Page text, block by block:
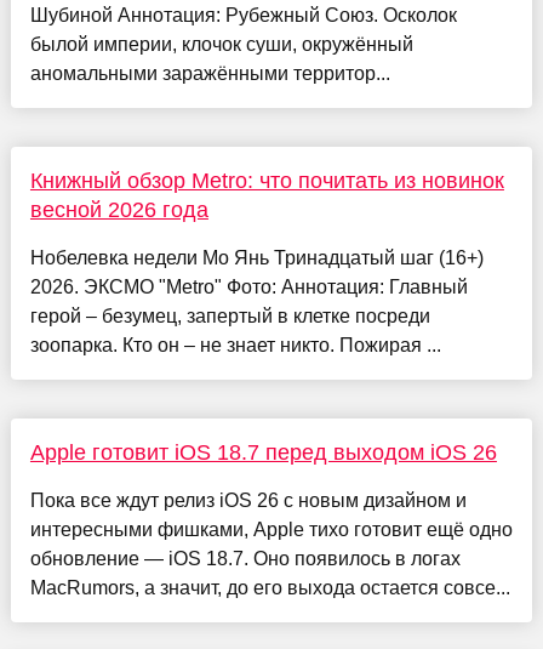
Шубиной Аннотация: Рубежный Союз. Осколок
былой империи, клочок суши, окружённый
аномальными заражёнными территор...
Книжный обзор Metro: что почитать из новинок
весной 2026 года
Нобелевка недели Мо Янь Тринадцатый шаг (16+)
2026. ЭКСМО "Metro" Фото: Аннотация: Главный
герой – безумец, запертый в клетке посреди
зоопарка. Кто он – не знает никто. Пожирая ...
Apple готовит iOS 18.7 перед выходом iOS 26
Пока все ждут релиз iOS 26 с новым дизайном и
интересными фишками, Apple тихо готовит ещё одно
обновление — iOS 18.7. Оно появилось в логах
MacRumors, а значит, до его выхода остается совсе...